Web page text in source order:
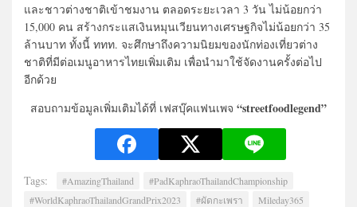
และชาวต่างชาติเข้าชมงาน ตลอดระยะเวลา 3 วัน ไม่น้อยกว่า
15,000 คน สร้างกระแสเงินหมุนเวียนทางเศรษฐกิจไม่น้อยกว่า 35
ล้านบาท ทั้งนี้ ททท. จะศึกษาถึงความนิยมของนักท่องเที่ยวต่าง
ชาติที่มีต่อเมนูอาหารไทยเพิ่มเติม เพื่อนำมาใช้จัดงานครั้งต่อไป
อีกด้วย
สอบถามข้อมูลเพิ่มเติมได้ที่ เฟสบุ๊คแฟนเพจ “streetfoodlegend”
Tags: #AmazingThailand
#PadKaphraoThailandChampionship
#WorldKaphraoThailandGrandPrix2023
#ผัดกะเพรา
Mileday365